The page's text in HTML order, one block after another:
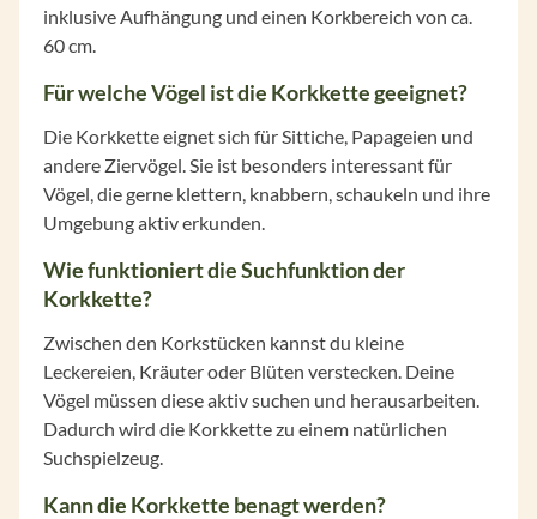
inklusive Aufhängung und einen Korkbereich von ca.
60 cm.
Für welche Vögel ist die Korkkette geeignet?
Die Korkkette eignet sich für Sittiche, Papageien und
andere Ziervögel. Sie ist besonders interessant für
Vögel, die gerne klettern, knabbern, schaukeln und ihre
Umgebung aktiv erkunden.
Wie funktioniert die Suchfunktion der
Korkkette?
Zwischen den Korkstücken kannst du kleine
Leckereien, Kräuter oder Blüten verstecken. Deine
Vögel müssen diese aktiv suchen und herausarbeiten.
Dadurch wird die Korkkette zu einem natürlichen
Suchspielzeug.
Kann die Korkkette benagt werden?